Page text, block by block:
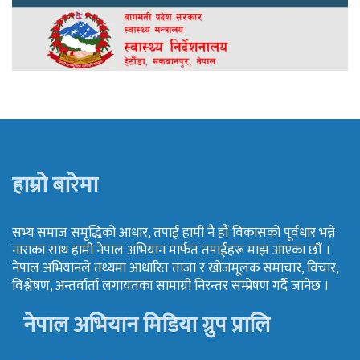
हाम्रो बारेमा
सभ्य समाज समृद्धिको आधार, तपाई हामी नै हौं विकासको पूर्वधार भन्ने
नाराका साथ हामी नेपाल अभियान मार्फत तपाईहरू माझ आएका छौं ।
नेपाल अभियानले तथ्यमा आधारित ताजा र खोजमूलक समाचार, विचार,
विश्लेषण, अन्तर्वार्ता लगायतका सामाग्री निरन्तर सम्प्रेषण गर्दै जानेछ ।
नेपाल अभियान मिडिया ग्रुप प्रालि